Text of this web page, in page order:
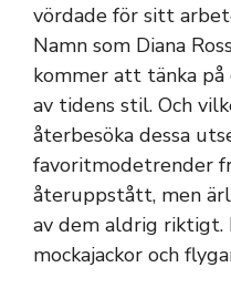
vördade för sitt
Namn som Diana
kommer att tänka
av tidens stil. Och
återbesöka dessa
favoritmodetrender
återuppstått, men
av dem aldrig riktigt.
mockajackor och